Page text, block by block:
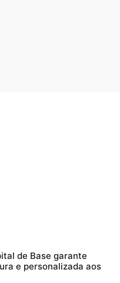
de Base garante
e personalizada aos